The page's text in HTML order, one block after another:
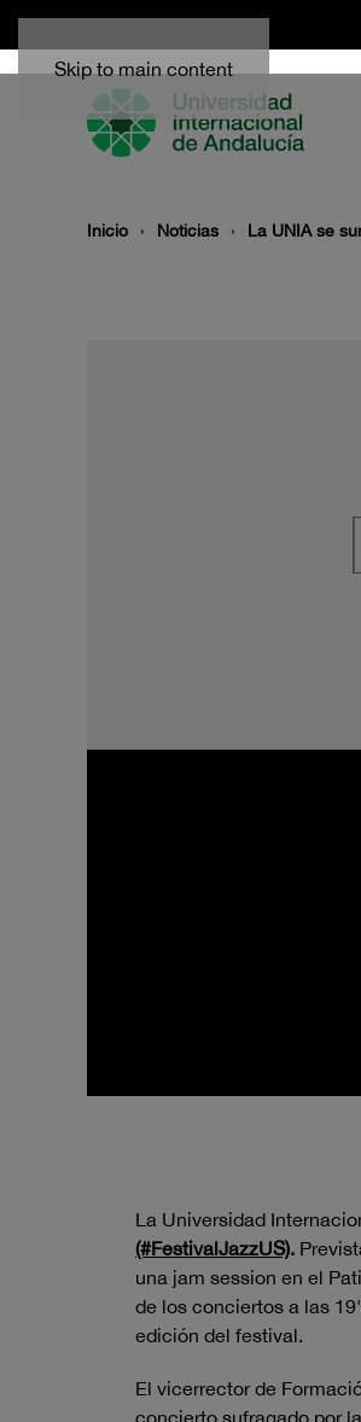
Skip to main content
Inicio Noticias La UNIA se
La Universidad
(#FestivalJazzUS).
una jam session en el
de los conciertos a las
edición del festival.
El vicerrector de
concierto sufragado por